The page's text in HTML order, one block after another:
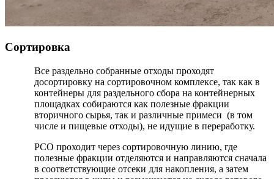
Сортировка
Все раздельно собранные отходы проходят
досортировку на сортировочном комплексе, так как в
контейнеры для раздельного сбора на контейнерных
площадках собираются как полезные фракции
вторичного сырья, так и различные примеси (в том
числе и пищевые отходы), не идущие в переработку.
РСО проходит через сортировочную линию, где
полезные фракции отделяются и направляются сначала
в соответствующие отсеки для накопления, а затем